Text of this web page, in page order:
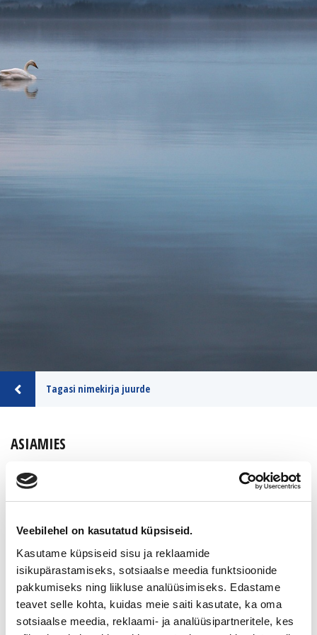
Veebilehel on kasutatud küpsiseid.
Kasutame küpsiseid sisu ja reklaamide
isikupärastamiseks, sotsiaalse meedia funktsioonide
pakkumiseks ning liikluse analüüsimiseks. Edastame
teavet selle kohta, kuidas meie saiti kasutate, ka oma
sotsiaalse meedia, reklaami- ja analüüsipartneritele, kes
Tagasi nimekirja juurde
ASIAMIES
ANNITECH OY
Tiedot yrityksestä
Sijainti Pirkanmaa
Kontakt
Matti Tuominen
Puh. 045 633 9350